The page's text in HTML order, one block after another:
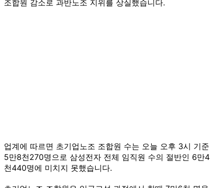
조합원 감소로 과반노조 지위를 상실했습니다.
업계에 따르면 초기업노조 조합원 수는 오늘 오후 3시 기준
5만8천270명으로 삼성전자 전체 임직원 수의 절반인 6만4
천440명에 미치지 못했습니다.